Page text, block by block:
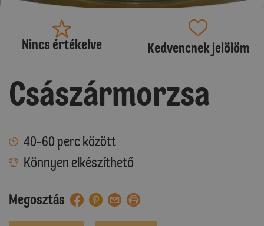
Nincs értékelve Kedvencnek jelölöm
Császármorzsa
40-60 perc között
Könnyen elkészíthető
Megosztás